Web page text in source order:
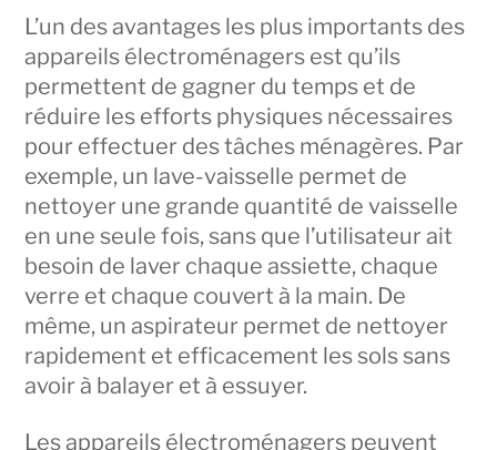
L’un des avantages les plus importants des
appareils électroménagers est qu’ils
permettent de gagner du temps et de
réduire les efforts physiques nécessaires
pour effectuer des tâches ménagères. Par
exemple, un lave-vaisselle permet de
nettoyer une grande quantité de vaisselle
en une seule fois, sans que l’utilisateur ait
besoin de laver chaque assiette, chaque
verre et chaque couvert à la main. De
même, un aspirateur permet de nettoyer
rapidement et efficacement les sols sans
avoir à balayer et à essuyer.
Les appareils électroménagers peuvent